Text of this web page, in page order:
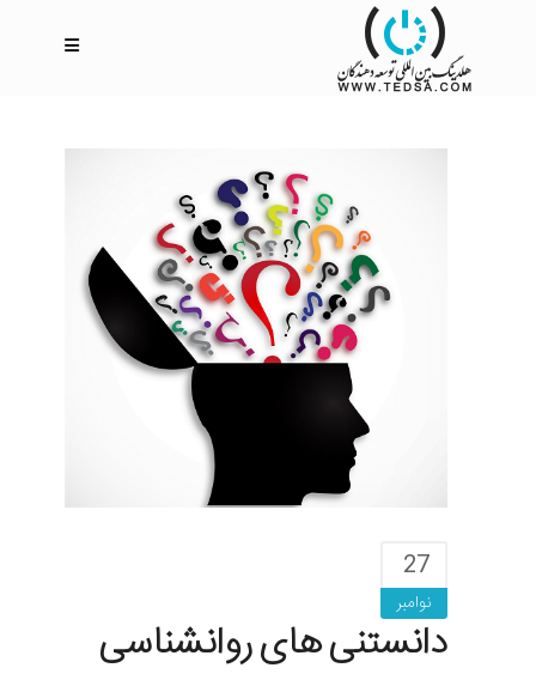
27
نوامبر
دانستنی های روانشناسی